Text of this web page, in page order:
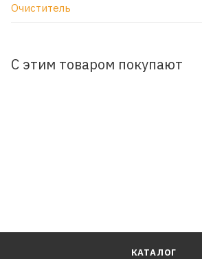
Очиститель
С этим товаром покупают
КАТАЛОГ